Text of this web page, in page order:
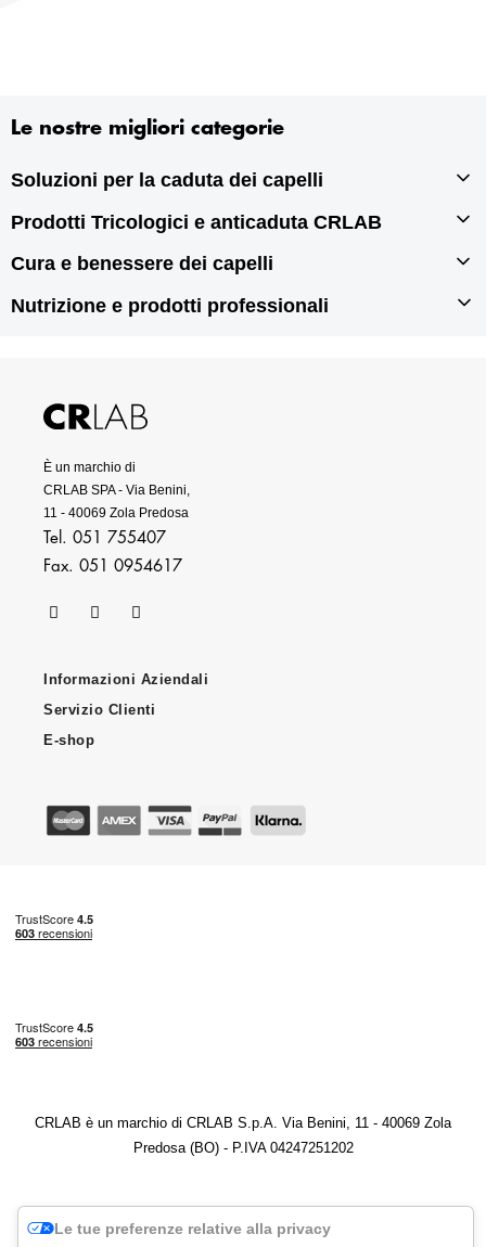
Le nostre migliori categorie
Soluzioni per la caduta dei capelli
Infoltimento capelli
Prodotti Tricologici e anticaduta CRLAB
Prodotti tricologici
Cura e benessere dei capelli
Prodotti per doppie punte
Nutrizione e prodotti professionali
Prodotti professionali per capelli
È un marchio di
CRLAB SPA - Via Benini,
11 - 40069 Zola Predosa
Tel. 051 755407
Fax. 051 0954617
Informazioni Aziendali
Servizio Clienti
E-shop
CRLAB è un marchio di CRLAB S.p.A. Via Benini, 11 - 40069 Zola
Predosa (BO) - P.IVA 04247251202
Le tue preferenze relative alla privacy